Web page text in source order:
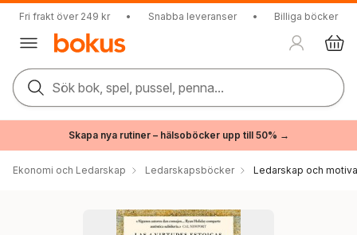
Fri frakt över 249 kr • Snabba leveranser • Billiga böcker
Sök bok, spel, pussel, penna...
Skapa nya rutiner – hälsoböcker upp till 50% →
Ekonomi och Ledarskap Ledarskapsböcker Ledarskap och